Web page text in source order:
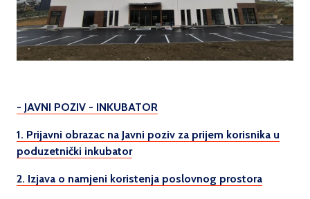
- JAVNI POZIV - INKUBATOR
1. Prijavni obrazac na Javni poziv za prijem korisnika u
poduzetnički inkubator
2. Izjava o namjeni koristenja poslovnog prostora